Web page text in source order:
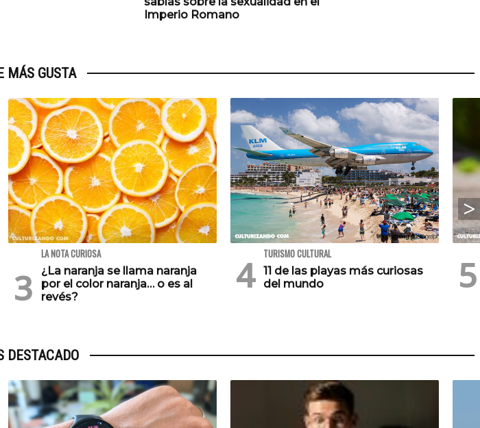
Imperio Romano
MÁS GUSTA
LA NOTA CURIOSA
¿La naranja se llama naranja
por el color naranja… o es al
revés?
TURISMO CULTURAL
11 de las playas más curiosas
del mundo
DESTACADO